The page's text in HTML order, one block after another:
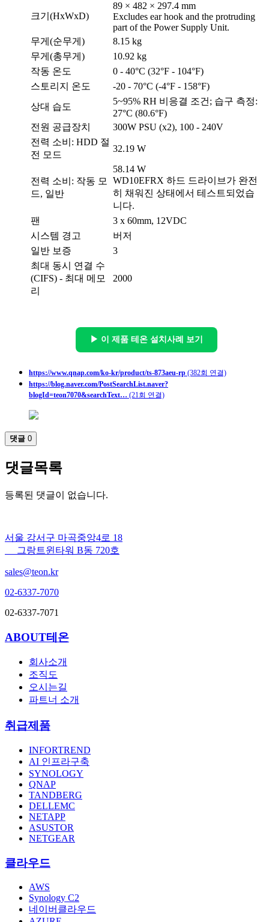
크기(HxWxD)
89 × 482 × 297.4 mm
Excludes ear hook and the protruding
part of the Power Supply Unit.
무게(순무게)
8.15 kg
무게(총무게)
10.92 kg
작동 온도
0 - 40°C (32°F - 104°F)
스토리지 온도
-20 - 70°C (-4°F - 158°F)
상대 습도
5~95% RH 비응결 조건; 습구 측정:
27°C (80.6°F)
전원 공급장치
300W PSU (x2), 100 - 240V
전력 소비: HDD 절
전 모드
32.19 W
전력 소비: 작동 모
드, 일반
58.14 W
WD10EFRX 하드 드라이브가 완전
히 채워진 상태에서 테스트되었습
니다.
팬
3 x 60mm, 12VDC
시스템 경고
버저
일반 보증
3
최대 동시 연결 수
(CIFS) - 최대 메모
리
2000
▶ 이 제품 테온 설치사례 보기
https://www.qnap.com/ko-kr/product/ts-873aeu-rp (382회 연결)
https://blog.naver.com/PostSearchList.naver?
blogId=teon7070&searchText… (21회 연결)
댓글 0
댓글목록
등록된 댓글이 없습니다.
서울 강서구 마곡중앙4로 18
그랑트윈타워 B동 720호
sales@teon.kr
02-6337-7070
02-6337-7071
ABOUT테온
회사소개
조직도
오시는길
파트너 소개
취급제품
INFORTREND
AI 인프라구축
SYNOLOGY
QNAP
TANDBERG
DELLEMC
NETAPP
ASUSTOR
NETGEAR
클라우드
AWS
Synology C2
네이버클라우드